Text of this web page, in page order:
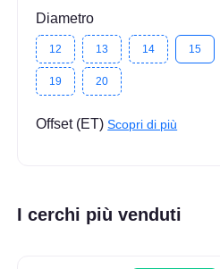
Diametro
12 13 14 15
19 20
Offset (ET)Scopri di più
I cerchi più venduti